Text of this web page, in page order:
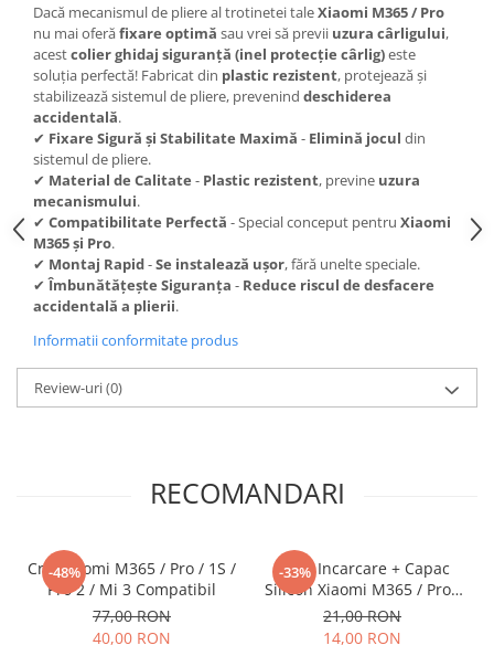
Dacă mecanismul de pliere al trotinetei taleXiaomi M365 / Pro
nu mai oferăfixare optimă sau vrei să previi uzura cârligului,
acestcolier ghidaj siguranță (inel protecție cârlig)este
soluția perfectă! Fabricat din plastic rezistent, protejează și
stabilizează sistemul de pliere, prevenind deschiderea
accidentală.
✔ Fixare Sigură și Stabilitate Maximă - Elimină jocul din
sistemul de pliere.
✔ Material de Calitate - Plastic rezistent, previne uzura
mecanismului.
✔ Compatibilitate Perfectă - Special conceput pentru Xiaomi
M365 și Pro.
✔ Montaj Rapid-Se instalează ușor, fără unelte speciale.
✔Îmbunătățește Siguranța - Reduce riscul de desfacere
accidentală a plierii.
Informatii conformitate produs
Review-uri(0)
RECOMANDARI
-48%
Cric Xiaomi M365 / Pro / 1S /
Pro 2 / Mi 3 Compatibil
77,00 RON
40,00 RON
-33%
Mufa Incarcare + Capac
Silicon Xiaomi M365 / Pro /
Pro 2 / 1S / Mi 3 Compatibil
21,00 RON
14,00 RON